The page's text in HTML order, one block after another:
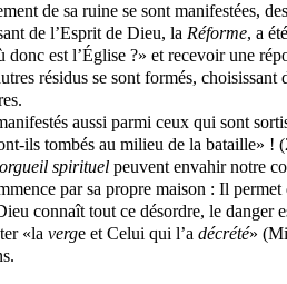
de sa ruine se sont manifestées,
de l’Esprit de Dieu, la Réforme, a
est l’Église ?» et recevoir une
résidus se sont formés,
aussi parmi ceux qui sont
ils tombés au milieu de la bataille»
spirituelpeuvent envahir notre
par sa propre maison : Il permet
connaît tout ce désordre, le danger
«la verge et Celui qui l’a décrété»